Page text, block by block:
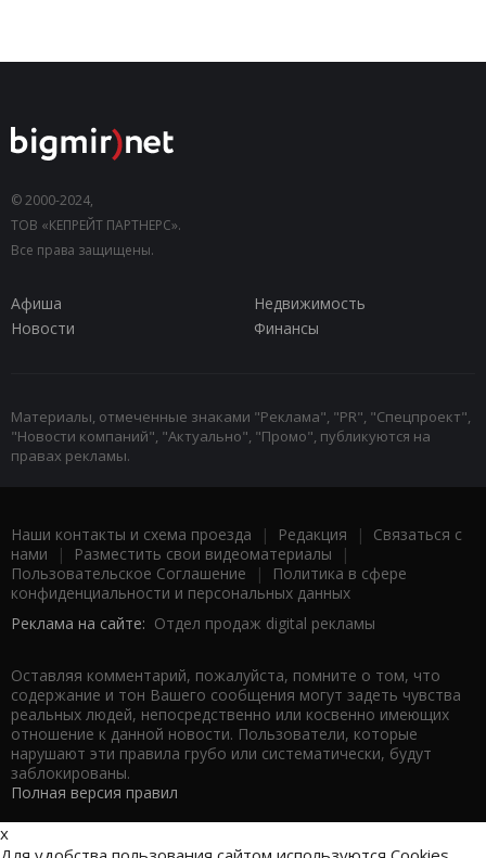
© 2000-2024,
ТОВ «КЕПРЕЙТ ПАРТНЕРС».
Все права защищены.
Афиша
Недвижимость
Новости
Финансы
Материалы, отмеченные знаками "Реклама", "PR", "Спецпроект",
"Новости компаний", "Актуально", "Промо", публикуются на
правах рекламы.
Наши контакты и схема проезда | Редакция | Связаться с
нами | Разместить свои видеоматериалы |
Пользовательское Соглашение |
Политика в сфере
конфиденциальности и персональных данных
Реклама на сайте: Отдел продаж digital рекламы
Оставляя комментарий, пожалуйста, помните о том, что
содержание и тон Вашего сообщения могут задеть чувства
реальных людей, непосредственно или косвенно имеющих
отношение к данной новости. Пользователи, которые
нарушают эти правила грубо или систематически, будут
заблокированы.
Полная версия правил
x